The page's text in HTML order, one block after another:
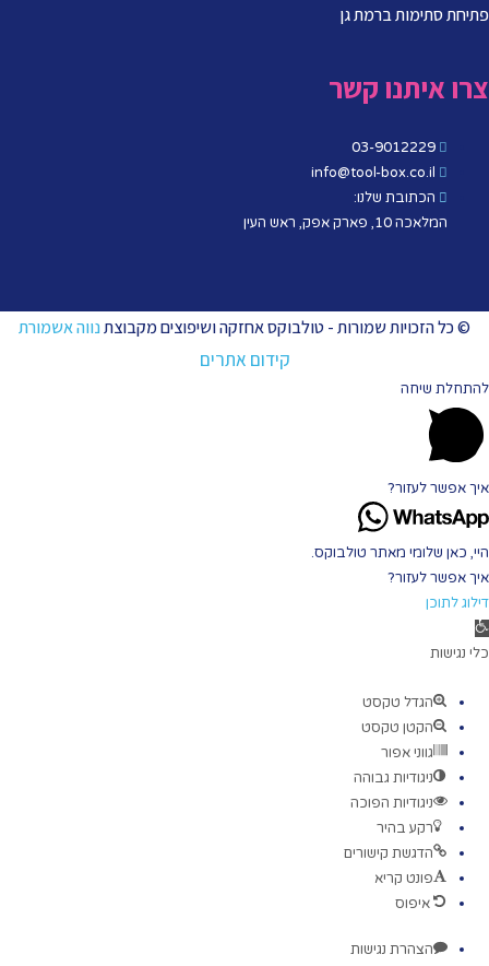
פתיחת סתימות ברמת גן
צרו איתנו קשר
03-9012229
info@tool-box.co.il
הכתובת שלנו:
המלאכה 10, פארק אפק, ראש העין
© כל הזכויות שמורות - טולבוקס אחזקה ושיפוצים מקבוצתנווה אשמורת
קידום אתרים
להתחלת שיחה
איך אפשר לעזור?
היי, כאן שלומי מאתר טולבוקס.
איך אפשר לעזור?
דילוג לתוכן
פתח
סרגל
כלי נגישות
הגדל טקסט
הקטן טקסט
גווני אפור
ניגודיות גבוהה
ניגודיות הפוכה
רקע בהיר
הדגשת קישורים
פונט קריא
איפוס
הצהרת נגישות